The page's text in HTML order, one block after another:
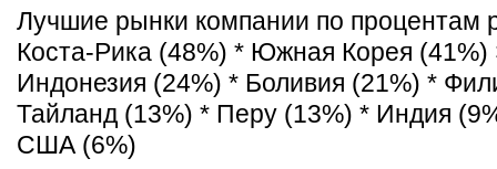
Лучшие рынки компании по процентам
Коста-Рика (48%) * Южная Корея (41%)
Индонезия (24%) * Боливия (21%) *
Тайланд (13%) * Перу (13%) * Индия
США (6%)